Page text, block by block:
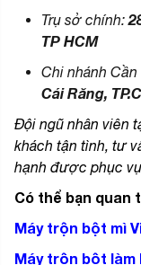
Trụ sở chính:
TP HCM
Chi nhánh Cần
Cái Răng,
Đội ngũ nhân viên
khách tận tình, tư
hạnh được phục
Có thể bạn quan
Máy trộn bột mì
Máy trộn bột